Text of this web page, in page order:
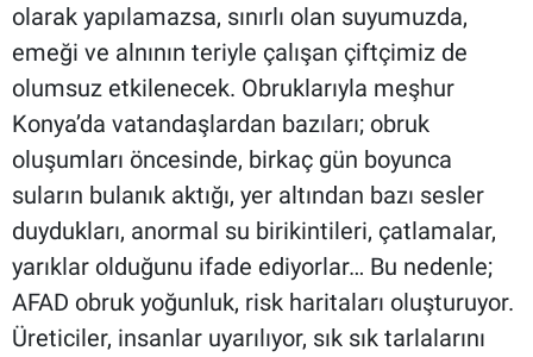
olarak yapılamazsa, sınırlı olan suyumuzda,
emeği ve alnının teriyle çalışan çiftçimiz de
olumsuz etkilenecek. Obruklarıyla meşhur
Konya’da vatandaşlardan bazıları; obruk
oluşumları öncesinde, birkaç gün boyunca
suların bulanık aktığı, yer altından bazı sesler
duydukları, anormal su birikintileri, çatlamalar,
yarıklar olduğunu ifade ediyorlar… Bu nedenle;
AFAD obruk yoğunluk, risk haritaları oluşturuyor.
Üreticiler, insanlar uyarılıyor, sık sık tarlalarını